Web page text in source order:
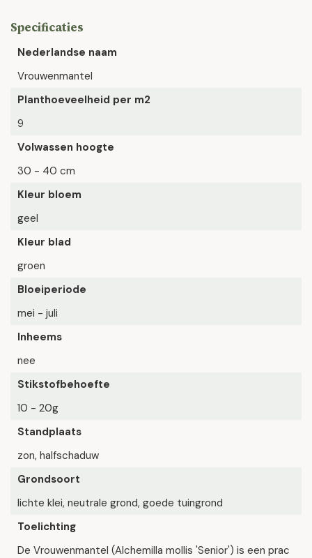
Specificaties
Nederlandse naam
Vrouwenmantel
Planthoeveelheid per m2
9
Volwassen hoogte
30 - 40 cm
Kleur bloem
geel
Kleur blad
groen
Bloeiperiode
mei - juli
Inheems
nee
Stikstofbehoefte
10 - 20g
Standplaats
zon, halfschaduw
Grondsoort
lichte klei, neutrale grond, goede tuingrond
Toelichting
De Vrouwenmantel (Alchemilla mollis 'Senior') is een prac